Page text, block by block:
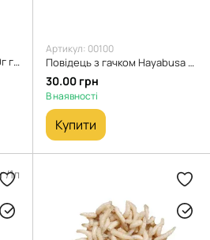
Брелок Маркерний груз 40г глиняний камуфляж
Артикул: 00100
Повідець з гачком Hayabusa 12см з гвіздоком
30.00 грн
В наявності
Купити